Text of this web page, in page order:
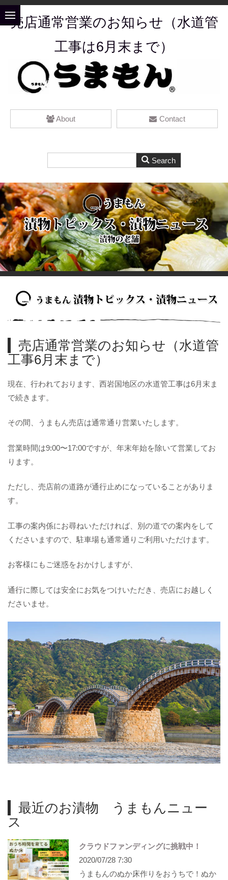
売店通常営業のお知らせ（水道管
工事は6月末まで）
About Contact
売店通常営業のお知らせ（水道管
工事6月末まで）
現在、行われております、西岩国地区の水道管工事は6月末ま
で続きます。
その間、うまもん売店は通常通り営業いたします。
営業時間は9:00〜17:00ですが、年末年始を除いて営業してお
ります。
ただし、売店前の道路が通行止めになっていることがありま
す。
工事の案内係にお尋ねいただければ、別の道での案内をして
くださいますので、駐車場も通常通りご利用いただけます。
お客様にもご迷惑をおかけしますが、
通行に際しては安全にお気をつけいただき、売店にお越しく
ださいませ。
最近のお漬物 うまもんニュー
ス
クラウドファンディングに挑戦中！
2020/07/28 7:30
うまもんのぬか床作りをおうちで！ぬか